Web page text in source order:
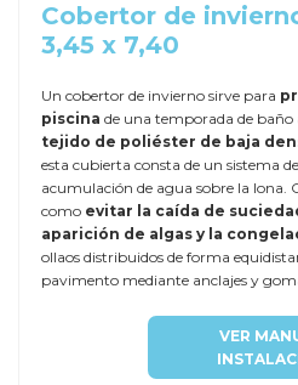
Cobertor de
3,45 x 7,40
Un cobertor de invierno sirve para
piscina de una temporada de
tejido de poliéster de baja
esta cubierta consta de un sistema
acumulación de agua sobre la lona.
como evitar la caída de
aparición de algas y la
ollaos distribuidos de forma
pavimento mediante anclajes y
VER